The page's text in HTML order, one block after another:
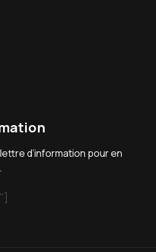
d’information pour en